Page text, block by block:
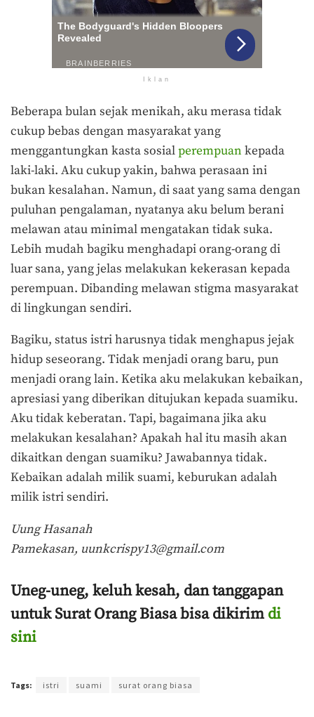
Iklan
Beberapa bulan sejak menikah, aku merasa tidak
cukup bebas dengan masyarakat yang
menggantungkan kasta sosialperempuan kepada
laki-laki. Aku cukup yakin, bahwa perasaan ini
bukan kesalahan. Namun, di saat yang sama dengan
puluhan pengalaman, nyatanya aku belum berani
melawan atau minimal mengatakan tidak suka.
Lebih mudah bagiku menghadapi orang-orang di
luar sana, yang jelas melakukan kekerasan kepada
perempuan. Dibanding melawan stigma masyarakat
di lingkungan sendiri.
Bagiku, status istri harusnya tidak menghapus jejak
hidup seseorang. Tidak menjadi orang baru, pun
menjadi orang lain. Ketika aku melakukan kebaikan,
apresiasi yang diberikan ditujukan kepada suamiku.
Aku tidak keberatan. Tapi, bagaimana jika aku
melakukan kesalahan? Apakah hal itu masih akan
dikaitkan dengan suamiku? Jawabannya tidak.
Kebaikan adalah milik suami, keburukan adalah
milik istri sendiri.
Uung Hasanah
Pamekasan, uunkcrispy13@gmail.com
Uneg-uneg, keluh kesah, dan tanggapan
untuk Surat Orang Biasa bisa dikirim di
sini
Tags: istri suami surat orang biasa